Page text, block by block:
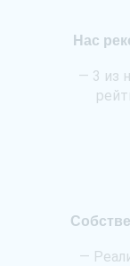
Нас
— 3 из
—